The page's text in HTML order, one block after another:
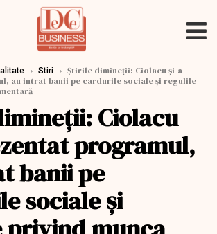
› Stiri › Ştirile dimineţii: Ciolacu şi-a
au intrat banii pe cardurile sociale şi regulile
Ciolacu
programul,
banii pe
sociale şi